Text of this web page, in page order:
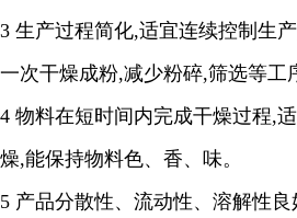
3 生产过程简化,适宜连续控制生
一次干燥成粉,减少粉碎,筛选等工
4 物料在短时间内完成干燥过程,
燥,能保持物料色、香、味。
5 产品分散性、流动性、溶解性